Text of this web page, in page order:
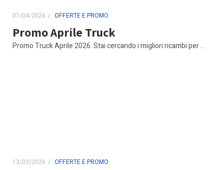
07/04/2026 OFFERTE E PROMO
Promo Aprile Truck
Promo Truck Aprile 2026. Stai cercando i migliori ricambi per ...
13/03/2026 OFFERTE E PROMO